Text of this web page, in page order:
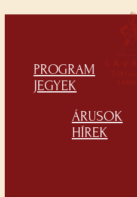
PROGRAM
JEGYEK
ÁRUSOK
HÍREK